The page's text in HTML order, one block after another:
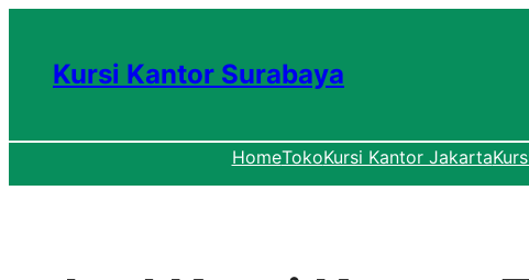
Kursi Kantor Surabaya
HomeTokoKursi Kantor Jakarta